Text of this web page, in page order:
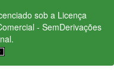
sob a Licença
- SemDerivações